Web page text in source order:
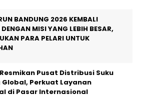
BANDUNG 2026 KEMBALI
DENGAN MISI YANG LEBIH BESAR,
PARA PELARI UNTUK
Pusat Distribusi Suku
Global, Perkuat Layanan
di Pasar Internasional